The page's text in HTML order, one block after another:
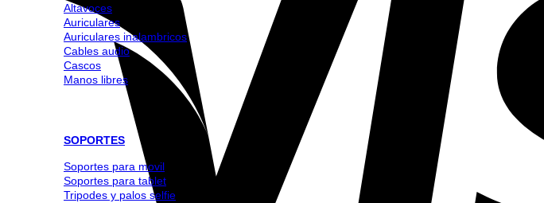
Altavoces
Auriculares
Auriculares inalambricos
Cables audio
Cascos
Manos libres
SOPORTES
Soportes para movil
Soportes para tablet
Tripodes y palos selfie